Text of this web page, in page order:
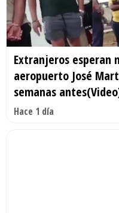
Extranjeros esperan
aeropuerto José
semanas
Hace 1 día